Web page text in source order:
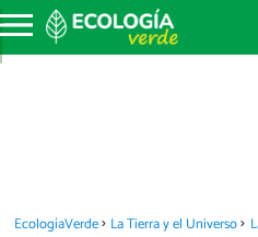
EcologíaVerde La Tierra y el Universo